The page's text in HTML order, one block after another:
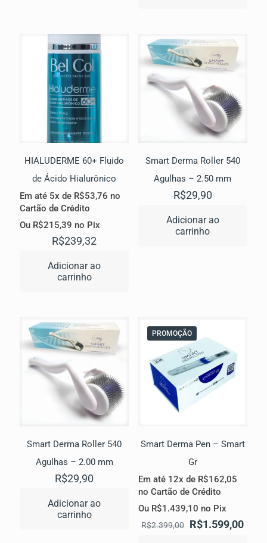
HIALUDERME 60+ Fluido
de Ácido Hialurônico
Em até 5x de R$53,76 no
Cartão de Crédito
Ou R$215,39 no Pix
R$239,32
Adicionar ao
carrinho
Smart Derma Roller 540
Agulhas – 2.50 mm
R$29,90
Adicionar ao
carrinho
Smart Derma Roller 540
Agulhas – 2.00 mm
R$29,90
Adicionar ao
carrinho
PROMOÇÃO
Smart Derma Pen – Smart
Gr
Em até 12x de R$162,05
no Cartão de Crédito
Ou R$1.439,10 no Pix
R$2.399,00 O
R$1.599,00O